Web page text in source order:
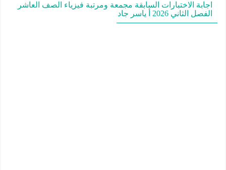
اجابة الاختبارات السابقة مجمعة ومرتبة فيزياء الصف العاشر
الفصل الثاني 2026 أ ياسر جاد